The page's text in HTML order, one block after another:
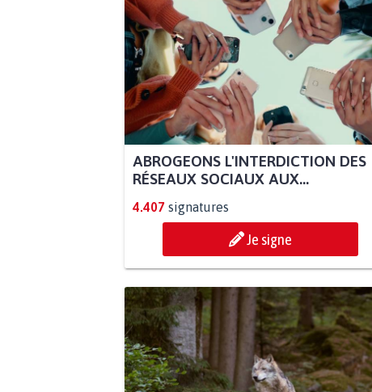
ABROGEONS L'INTERDICTION DES
RÉSEAUX SOCIAUX AUX...
4.407 signatures
Je signe